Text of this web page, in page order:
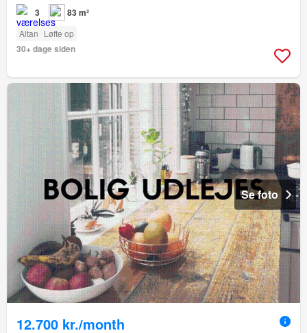
3 83 m²
Altan Løfte op
30+ dage siden
Se foto
12.700 kr./month